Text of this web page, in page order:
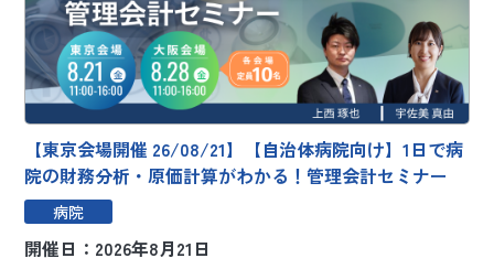
【東京会場開催 26/08/21】【自治体病院向け】1日で病
院の財務分析・原価計算がわかる！管理会計セミナー
病院
開催日：2026年8月21日